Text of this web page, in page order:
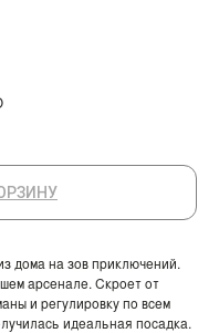
дома на зов приключений.
арсенале. Скроет от
и регулировку по всем
идеальная посадка.